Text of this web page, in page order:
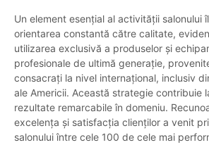
Un element esențial al activității salonului
orientarea constantă către calitate,
utilizarea exclusivă a produselor și
profesionale de ultimă generație,
consacrați la nivel internațional, inclusiv
ale Americii. Această strategie contribuie
rezultate remarcabile în domeniu.
excelența și satisfacția clienților a venit
salonului între cele 100 de cele mai